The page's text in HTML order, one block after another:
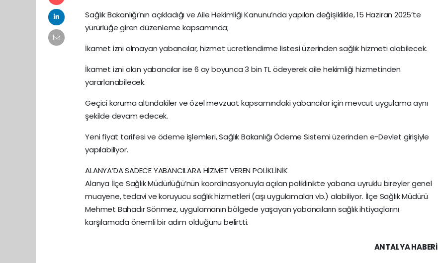
Sağlık Bakanlığı’nın açıkladığı ve Aile Hekimliği Kanunu’nda yapılan değişiklikle, 15 Haziran 2025’te
yürürlüğe giren düzenleme kapsamında;
İkamet izni olmayan yabancılar, hizmet ücretlendirme listesi üzerinden sağlık hizmeti alabilecek.
İkamet izni olan yabancılar ise 6 ay boyunca 3 bin TL ödeyerek aile hekimliği hizmetinden
yararlanabilecek.
Geçici koruma altındakiler ve özel mevzuat kapsamındaki yabancılar için mevcut uygulama aynı
şekilde devam edecek.
Yeni fiyat tarifesi ve ödeme işlemleri, Sağlık Bakanlığı Ödeme Sistemi üzerinden e-Devlet girişiyle
yapılabiliyor.
ALANYA’DA SADECE YABANCILARA HİZMET VEREN POLİKLİNİK
Alanya İlçe Sağlık Müdürlüğü’nün koordinasyonuyla açılan poliklinikte yabancı uyruklu bireyler genel
muayene, tedavi ve koruyucu sağlık hizmetleri (aşı uygulamaları vb.) alabiliyor. İlçe Sağlık Müdürü
Mehmet Bahadır Sönmez, uygulamanın bölgede yaşayan yabancıların sağlık ihtiyaçlarını
karşılamada önemli bir adım olduğunu belirtti.
ANTALYA HABERİ